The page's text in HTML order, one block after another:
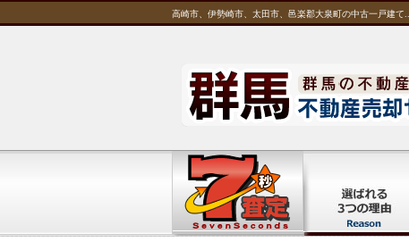
高崎市、伊勢崎市、太田市、邑楽郡大泉町の中古一戸建て...